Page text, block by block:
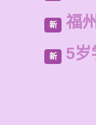
新 福
新 5岁